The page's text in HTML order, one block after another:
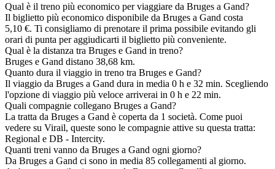
Qual è il treno più economico per viaggiare da Bruges a Gand?
Il biglietto più economico disponibile da Bruges a Gand costa
5,10 €. Ti consigliamo di prenotare il prima possibile evitando gli
orari di punta per aggiudicarti il biglietto più conveniente.
Qual è la distanza tra Bruges e Gand in treno?
Bruges e Gand distano 38,68 km.
Quanto dura il viaggio in treno tra Bruges e Gand?
Il viaggio da Bruges a Gand dura in media 0 h e 32 min. Scegliendo
l'opzione di viaggio più veloce arriverai in 0 h e 22 min.
Quali compagnie collegano Bruges a Gand?
La tratta da Bruges a Gand è coperta da 1 società. Come puoi
vedere su Virail, queste sono le compagnie attive su questa tratta:
Regional e DB - Intercity.
Quanti treni vanno da Bruges a Gand ogni giorno?
Da Bruges a Gand ci sono in media 85 collegamenti al giorno.